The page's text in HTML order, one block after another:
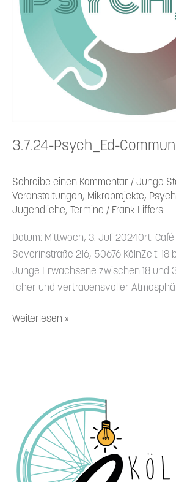
3.7.24-Psych_Ed-
Schreibe einen Kommentar / Junge
Veranstaltungen, Mikroprojekte,
Jugendliche, Termine / Frank Liffers
Datum: Mittwoch, 3. Juli 2024Ort:
Severin­straße 216, 50676 KölnZeit: 18
Junge Erwachsene zwischen 18 und
licher und vertrau­ens­voller
Weiterlesen »
Werkstatt